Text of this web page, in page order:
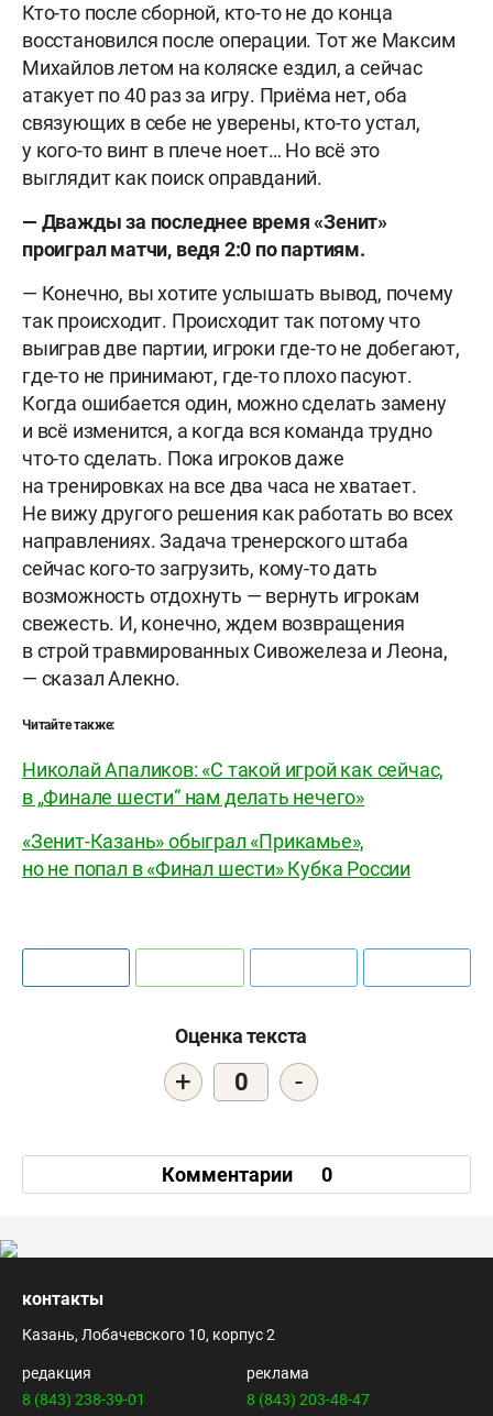
Кто-то после сборной, кто-то не до конца
восстановился после операции. Тот же Максим
Михайлов летом на коляске ездил, а сейчас
атакует по 40 раз за игру. Приёма нет, оба
связующих в себе не уверены, кто-то устал,
у кого-то винт в плече ноет… Но всё это
выглядит как поиск оправданий.
— Дважды за последнее время «Зенит»
проиграл матчи, ведя 2:0 по партиям.
— Конечно, вы хотите услышать вывод, почему
так происходит. Происходит так потому что
выиграв две партии, игроки где-то не добегают,
где-то не принимают, где-то плохо пасуют.
Когда ошибается один, можно сделать замену
и всё изменится, а когда вся команда трудно
что-то сделать. Пока игроков даже
на тренировках на все два часа не хватает.
Не вижу другого решения как работать во всех
направлениях. Задача тренерского штаба
сейчас кого-то загрузить, кому-то дать
возможность отдохнуть — вернуть игрокам
свежесть. И, конечно, ждем возвращения
в строй травмированных Сивожелеза и Леона,
— сказал Алекно.
Читайте также:
Николай Апаликов: «С такой игрой как сейчас,
в „Финале шести“ нам делать нечего»
«Зенит-Казань» обыграл «Прикамье»,
но не попал в «Финал шести» Кубка России
Оценка текста
+ 0 -
Комментарии 0
контакты
Казань, Лобачевского 10, корпус 2
редакция
8 (843) 238-39-01
реклама
8 (843) 203-48-47